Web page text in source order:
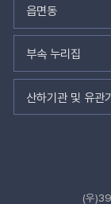
가
읍면동
부속 누리집
산하기관 및 유관
(우